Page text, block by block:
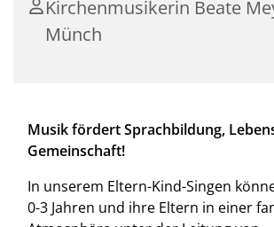
Kirchenmusikerin Beate
Münch
Musik fördert Sprachbildung,
Gemeinschaft!
In unserem Eltern-Kind-Singen
0-3 Jahren und ihre Eltern in einer